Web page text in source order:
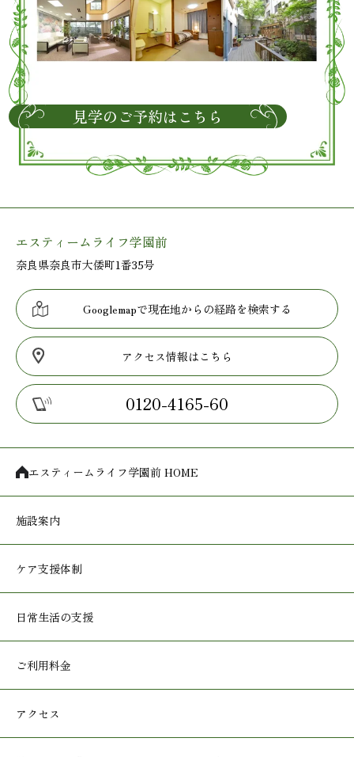
見学のご予約はこちら
エスティームライフ学園前
奈良県奈良市大倭町1番35号
Googlemapで現在地からの経路を検索する
アクセス情報はこちら
0120-4165-60
エスティームライフ学園前 HOME
施設案内
ケア支援体制
日常生活の支援
ご利用料金
アクセス